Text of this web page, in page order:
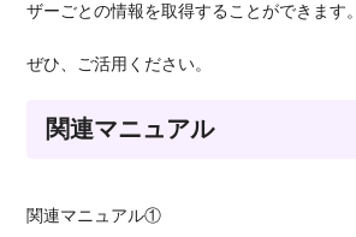
ザーごとの情報を取得することができます。
ぜひ、ご活用ください。
関連マニュアル
関連マニュアル①